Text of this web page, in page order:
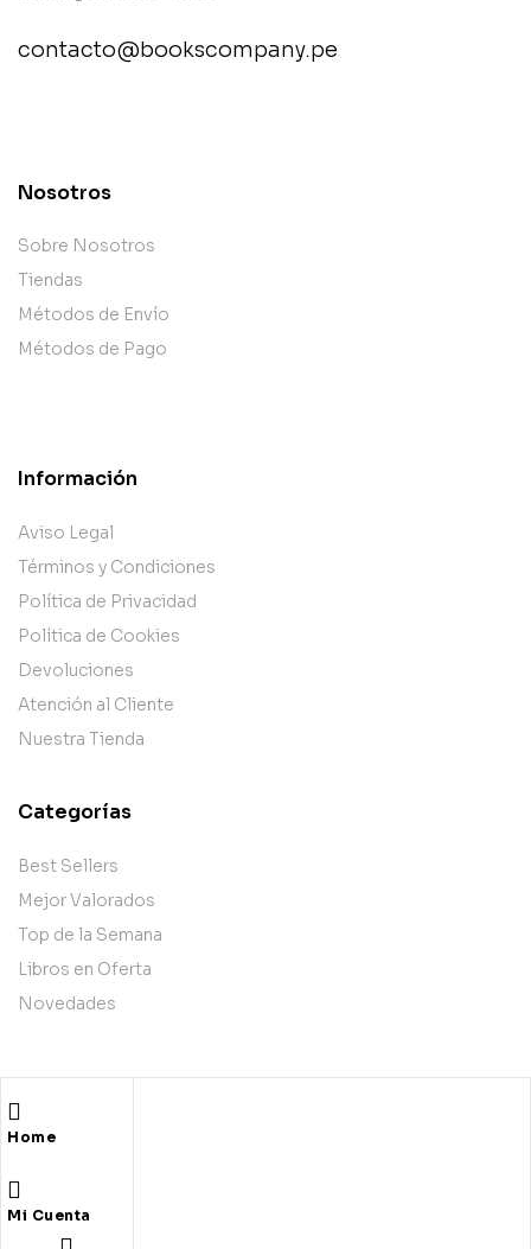
Home
Mi Cuenta
contacto@bookscompany.pe
Nosotros
Sobre Nosotros
Tiendas
Métodos de Envío
Métodos de Pago
Información
Aviso Legal
Términos y Condiciones
Política de Privacidad
Política de Cookies
Devoluciones
Atención al Cliente
Nuestra Tienda
Categorías
Best Sellers
Mejor Valorados
Top de la Semana
Libros en Oferta
Novedades
Copyright © 2025 Books & Co. Todos los derechos
reservados.